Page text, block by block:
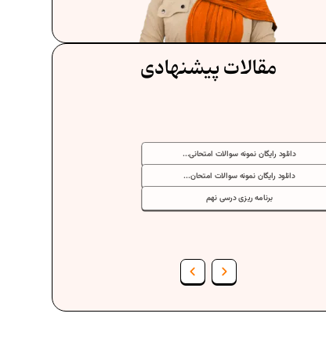
مقالات پیشنهادی
فرمول حجم اشکال هندسی در ریاضیات
برنامه‌ ریزی درسی هفتم